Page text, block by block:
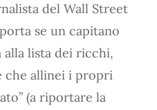
del Wall Street
se un capitano
alla lista dei ricchi,
che allinei i propri
(a riportare la